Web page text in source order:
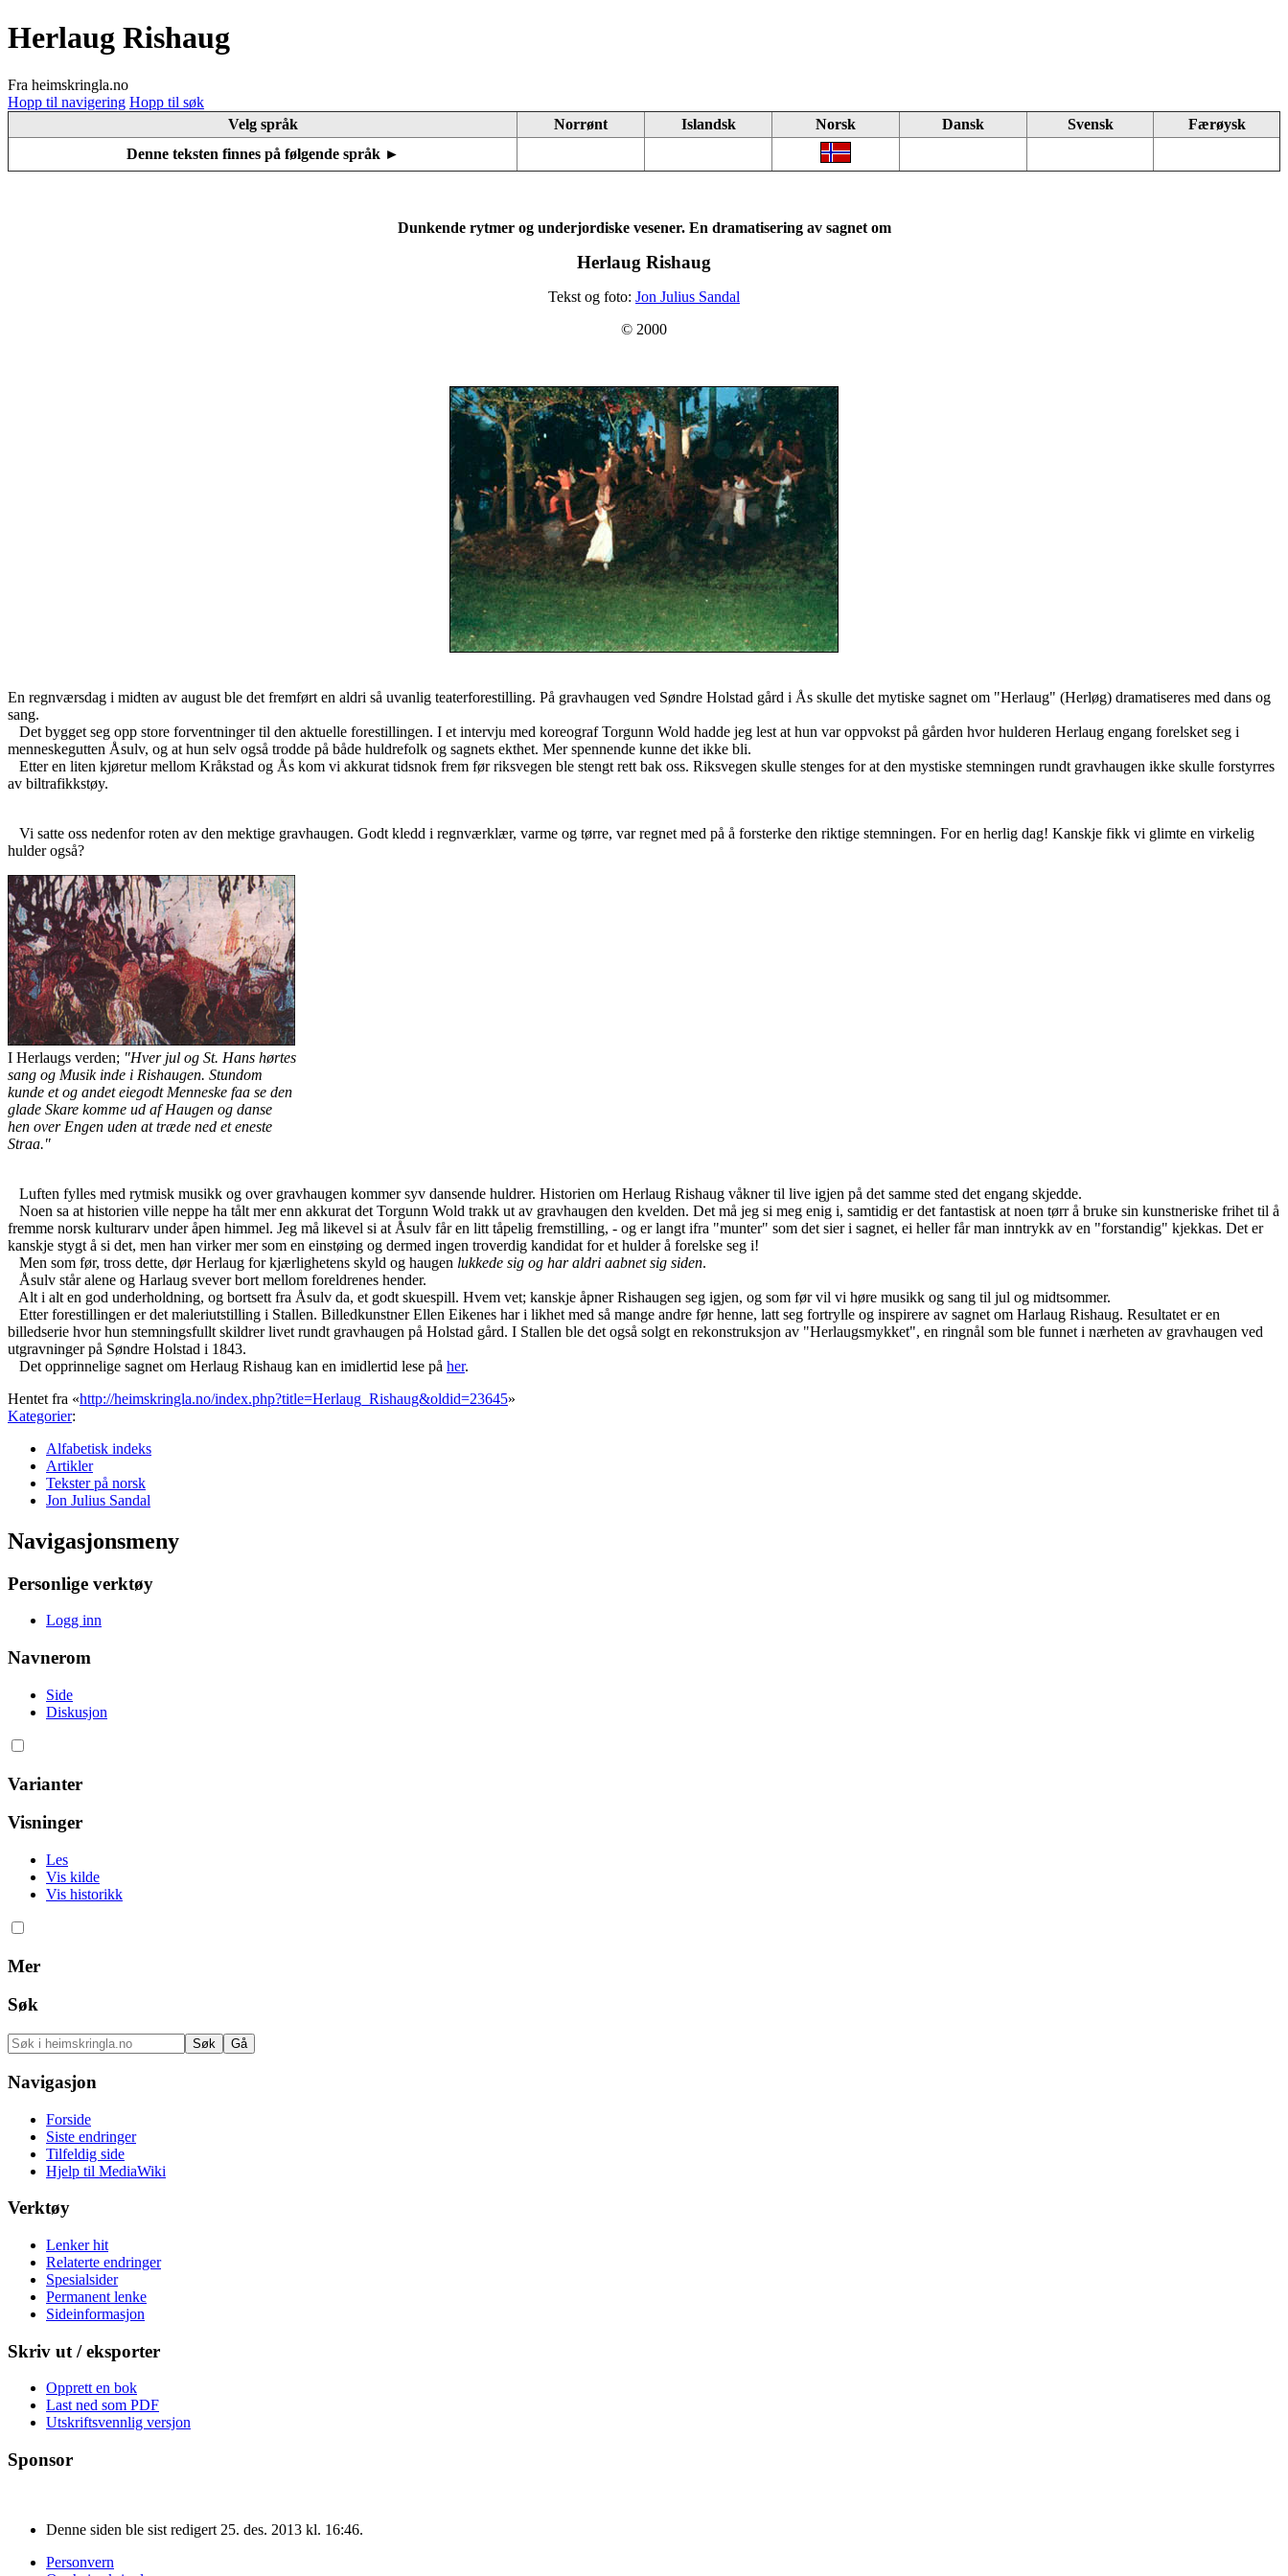
Herlaug Rishaug
Fra heimskringla.no
Hopp til navigering Hopp til søk
Velg språk
Norrønt Islandsk Norsk Dansk Svensk
Færøysk
Denne teksten finnes på følgende språk ►
Dunkende rytmer og underjordiske vesener. En dramatisering av sagnet om
Herlaug Rishaug
Tekst og foto: Jon Julius Sandal
© 2000
En regnværsdag i midten av august ble det fremført en aldri så uvanlig teaterforestilling. På gravhaugen ved Søndre Holstad gård i Ås skulle det mytiske sagnet om "Herlaug" (Herløg) dramatiseres med dans og
sang.
Det bygget seg opp store forventninger til den aktuelle forestillingen. I et intervju med koreograf Torgunn Wold hadde jeg lest at hun var oppvokst på gården hvor hulderen Herlaug engang forelsket seg i
menneskegutten Åsulv, og at hun selv også trodde på både huldrefolk og sagnets ekthet. Mer spennende kunne det ikke bli.
Etter en liten kjøretur mellom Kråkstad og Ås kom vi akkurat tidsnok frem før riksvegen ble stengt rett bak oss. Riksvegen skulle stenges for at den mystiske stemningen rundt gravhaugen ikke skulle forstyrres
av biltrafikkstøy.
Vi satte oss nedenfor roten av den mektige gravhaugen. Godt kledd i regnværklær, varme og tørre, var regnet med på å forsterke den riktige stemningen. For en herlig dag! Kanskje fikk vi glimte en virkelig
hulder også?
I Herlaugs verden; "Hver jul og St. Hans hørtes
sang og Musik inde i Rishaugen. Stundom
kunde et og andet eiegodt Menneske faa se den
glade Skare komme ud af Haugen og danse
hen over Engen uden at træde ned et eneste
Straa."
Luften fylles med rytmisk musikk og over gravhaugen kommer syv dansende huldrer. Historien om Herlaug Rishaug våkner til live igjen på det samme sted det engang skjedde.
Noen sa at historien ville neppe ha tålt mer enn akkurat det Torgunn Wold trakk ut av gravhaugen den kvelden. Det må jeg si meg enig i, samtidig er det fantastisk at noen tørr å bruke sin kunstneriske frihet til å
fremme norsk kulturarv under åpen himmel. Jeg må likevel si at Åsulv får en litt tåpelig fremstilling, - og er langt ifra "munter" som det sier i sagnet, ei heller får man inntrykk av en "forstandig" kjekkas. Det er
kanskje stygt å si det, men han virker mer som en einstøing og dermed ingen troverdig kandidat for et hulder å forelske seg i!
Men som før, tross dette, dør Herlaug for kjærlighetens skyld og haugen lukkede sig og har aldri aabnet sig siden.
Åsulv står alene og Harlaug svever bort mellom foreldrenes hender.
Alt i alt en god underholdning, og bortsett fra Åsulv da, et godt skuespill. Hvem vet; kanskje åpner Rishaugen seg igjen, og som før vil vi høre musikk og sang til jul og midtsommer.
Etter forestillingen er det maleriutstilling i Stallen. Billedkunstner Ellen Eikenes har i likhet med så mange andre før henne, latt seg fortrylle og inspirere av sagnet om Harlaug Rishaug. Resultatet er en
billedserie hvor hun stemningsfullt skildrer livet rundt gravhaugen på Holstad gård. I Stallen ble det også solgt en rekonstruksjon av "Herlaugsmykket", en ringnål som ble funnet i nærheten av gravhaugen ved
utgravninger på Søndre Holstad i 1843.
Det opprinnelige sagnet om Herlaug Rishaug kan en imidlertid lese på her.
Hentet fra «http://heimskringla.no/index.php?title=Herlaug_Rishaug&oldid=23645»
Kategorier:
Alfabetisk indeks
Artikler
Tekster på norsk
Jon Julius Sandal
Navigasjonsmeny
Personlige verktøy
Logg inn
Navnerom
Side
Diskusjon
Varianter
Visninger
Les
Vis kilde
Vis historikk
Mer
Søk
Navigasjon
Forside
Siste endringer
Tilfeldig side
Hjelp til MediaWiki
Verktøy
Lenker hit
Relaterte endringer
Spesialsider
Permanent lenke
Sideinformasjon
Skriv ut / eksporter
Opprett en bok
Last ned som PDF
Utskriftsvennlig versjon
Sponsor
Denne siden ble sist redigert 25. des. 2013 kl. 16:46.
Personvern